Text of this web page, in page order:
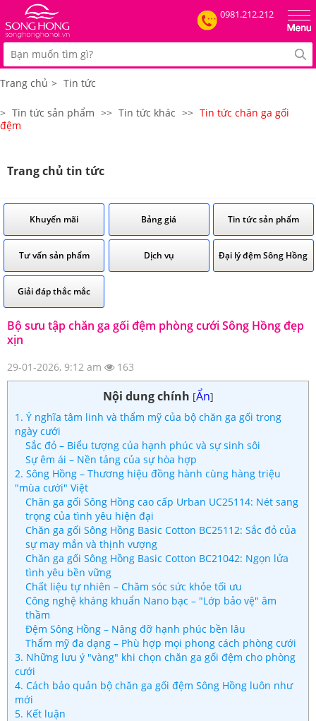
0981.212.212
Trang chủ > Tin tức
> Tin tức sản phẩm >> Tin tức khác >> Tin tức chăn ga gối
đệm
Trang chủ tin tức
Khuyến mãi Bảng giá Tin tức sản phẩm
Tư vấn sản phẩm Dịch vụ Đại lý đệm Sông Hồng
Giải đáp thắc mắc
Bộ sưu tập chăn ga gối đệm phòng cưới Sông Hồng đẹp
xịn
29-01-2026, 9:12 am 163
Nội dung chính [Ẩn]
1. Ý nghĩa tâm linh và thẩm mỹ của bộ chăn ga gối trong
ngày cưới
Sắc đỏ – Biểu tượng của hạnh phúc và sự sinh sôi
Sự êm ái – Nền tảng của sự hòa hợp
2. Sông Hồng – Thương hiệu đồng hành cùng hàng triệu
"mùa cưới" Việt
Chăn ga gối Sông Hồng cao cấp Urban UC25114: Nét sang
trọng của tình yêu hiện đại
Chăn ga gối Sông Hồng Basic Cotton BC25112: Sắc đỏ của
sự may mắn và thịnh vượng
Chăn ga gối Sông Hồng Basic Cotton BC21042: Ngọn lửa
tình yêu bền vững
Chất liệu tự nhiên – Chăm sóc sức khỏe tối ưu
Công nghệ kháng khuẩn Nano bạc – "Lớp bảo vệ" âm
thầm
Đệm Sông Hồng – Nâng đỡ hạnh phúc bền lâu
Thẩm mỹ đa dạng – Phù hợp mọi phong cách phòng cưới
3. Những lưu ý "vàng" khi chọn chăn ga gối đệm cho phòng
cưới
4. Cách bảo quản bộ chăn ga gối đệm Sông Hồng luôn như
mới
5. Kết luận